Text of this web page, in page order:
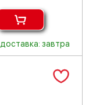
доставка: завтра